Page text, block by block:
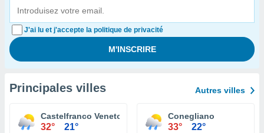
J'ai lu et j'accepte la politique de privacité
Principales villes Autres villes
Castelfranco Veneto
32° 21°
Conegliano
33° 22°